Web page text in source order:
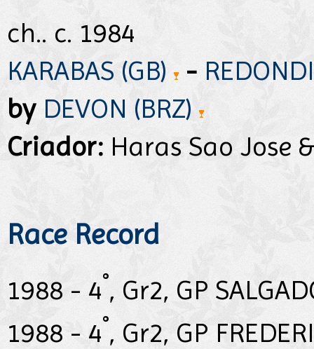
ch.. c. 1984
KARABAS (GB)
-
by DEVON (BRZ)
Criador: Haras Sao Jose
Race Record
1988 - 4°, Gr2, GP
1988 - 4°, Gr2, GP